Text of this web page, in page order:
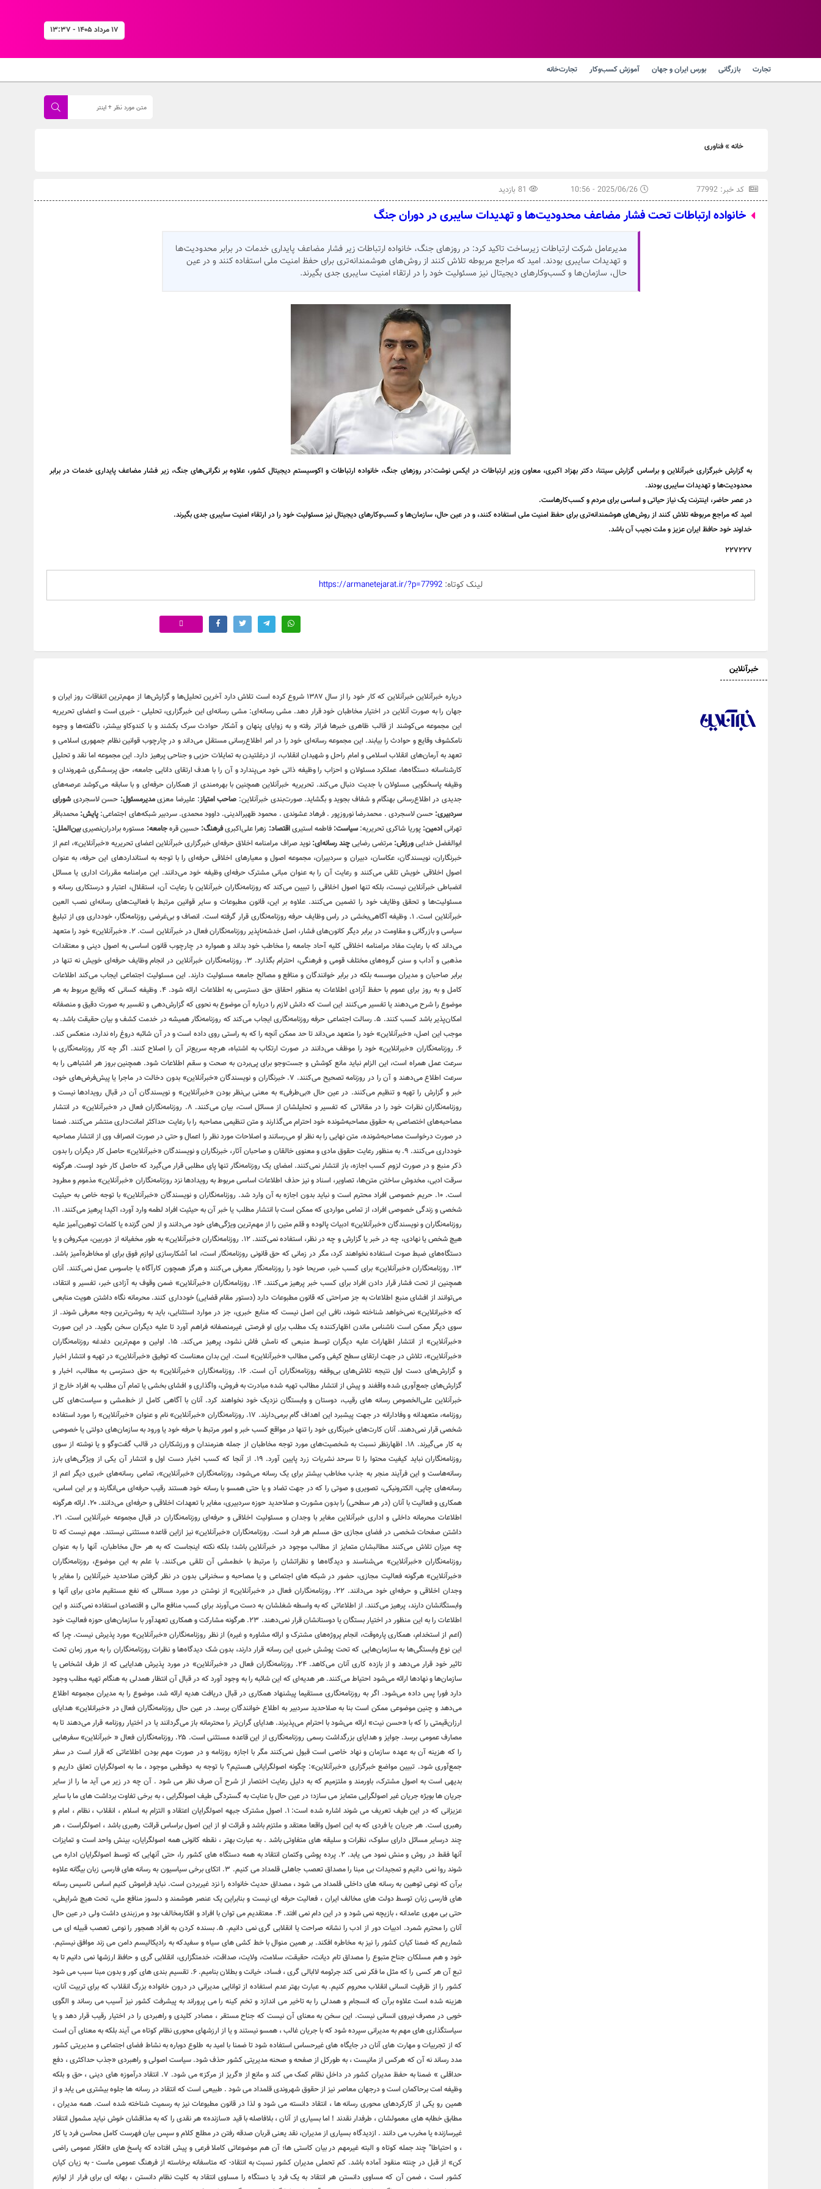
۱۷ مرداد ۱۴۰۵ - ۱۳:۳۷
تجارت بازرگانی بورس ایران و جهان آموزش کسب‌وکار تجارت‌خانه
خانه»فناوری
کد خبر: 77992
خانواده ارتباطات تحت فشار مضاعف محدودیت‌ها و تهدیدات سایبری در دوران جنگ
مدیرعامل شرکت ارتباطات زیرساخت تاکید کرد: در روزهای جنگ، خانواده ارتباطات زیر فشار مضاعف پایداری خدمات در برابر محدودیت‌ها
و تهدیدات سایبری بودند. امید که مراجع مربوطه تلاش کنند از روش‌های هوشمندانه‌تری برای حفظ امنیت ملی استفاده کنند و در عین
حال، سازمان‌ها و کسب‌وکارهای دیجیتال نیز مسئولیت خود را در ارتقاء امنیت سایبری جدی بگیرند.
به گزارش‌ خبرگزاری خبرآنلاین و براساس گزارش سیتنا، دکتر بهزاد اکبری، معاون وزیر ارتباطات در ایکس نوشت:در روزهای جنگ، خانواده ارتباطات و اکوسیستم دیجیتال کشور، علاوه بر نگرانی‌های جنگ، زیر فشار مضاعف پایداری خدمات در برابر
محدودیت‌ها و تهدیدات سایبری بودند.
‏در عصر حاضر، اینترنت یک نیاز حیاتی و اساسی برای مردم و کسب‌کارهاست.
‏امید که مراجع مربوطه تلاش کنند از روش‌های هوشمندانه‌تری برای حفظ امنیت ملی استفاده کنند، و در عین حال، سازمان‌ها و کسب‌وکارهای دیجیتال نیز مسئولیت خود را در ارتقاء امنیت سایبری جدی بگیرند.
‏خداوند خود حافظ ایران عزیز و ملت نجیب آن باشد.
۲۲۷۲۲۷
لینک کوتاه: https://armanetejarat.ir/?p=77992
خبرآنلاین
درباره خبرآنلاین خبرآنلاین که کار خود را از سال ۱۳۸۷ شروع کرده است تلاش دارد آخرین تحلیل‌ها و گزارش‌ها از مهم‌ترین اتفاقات روز ایران و
جهان را به صورت آنلاین در اختیار مخاطبان خود قرار دهد. مشی رسانه‌ای: مشی رسانه‌ای این خبرگزاری، تحلیلی - خبری است و اعضای تحریریه
این مجموعه می‌کوشند از قالب ظاهری خبرها فراتر رفته و به زوایای پنهان و آشکار حوادث سرک بکشند و با کندوکاو بیشتر، ناگفته‌ها و وجوه
نامکشوف وقایع و حوادث را بیابند. این مجموعه رسانه‌ای خود را در امر اطلاع‌رسانی مستقل می‌داند و در چارچوب قوانین نظام جمهوری اسلامی و
تعهد به آرمان‌های انقلاب اسلامی و امام راحل و شهیدان انقلاب، از درغلتیدن به تمایلات حزبی و جناحی پرهیز دارد. این مجموعه اما نقد و تحلیل
کارشناسانه دستگاه‌ها، عملکرد مسئولان و احزاب را وظیفه ذاتی خود می‌پندارد و آن را با هدف ارتقای دانایی جامعه، حق پرسشگری شهروندان و
وظیفه پاسخگویی مسئولان با جدیت دنبال می‌کند. تحریریه خبرآنلاین همچنین با بهره‌مندی از همکاران حرفه‌ای و با سابقه می‌کوشد عرصه‌های
جدیدی در اطلاع‌رسانی بهنگام و شفاف بجوید و بگشاید. صورت‌بندی خبرآنلاین: صاحب امتیاز: علیرضا معزیمدیرمسئول: حسن لاسجردیشورای
سردبیری: حسن لاسجردی . محمدرضا نوروزپور . فرهاد عشوندی . محمود ظهیرالدینی. داوود محمدی. سردبیر شبکه‌های اجتماعی: پایش: محمدباقر
تهرانیادمین: پوریا شاکری تحریریه:سیاست: فاطمه استیریاقتصاد: زهرا علی‌اکبریفرهنگ: حسین قرهجامعه: مستوره برادران‌نصیریبین‌الملل:
ابوالفضل خداییورزش: مرتضی رضاییچند رسانه‌ای: نوید صراف مرامنامه اخلاق حرفه‌ای خبرگزاری خبرآنلاین اعضای تحریریه «خبرآنلاین»، اعم از خبرنگاران، نویسندگان، عکاسان، دبیران و سردبیران، مجموعه اصول و معیارهای اخلاقی حرفه‌ای را با توجه به استانداردهای ‌این حرفه، به عنوان اصول اخلاقی خویش تلقی می‌کنند و رعایت آن را به عنوان مبانی مشترک حرفه‌ای وظیفه خود می‌دانند. این مرامنامه مقررات اداری یا مسائل انضباطی خبرآنلاین نیست، بلکه تنها اصول اخلاقی را تبیین می‌کند که روزنامه‌نگاران خبرآنلاین با رعایت آن، استقلال، اعتبار و درستکاری رسانه و مسئولیت‌ها و تحقق وظایف خود را تضمین می‌کنند. علاوه بر این، قانون مطبوعات و سایر قوانین مرتبط با فعالیت‌های رسانه‌ای نصب العین خبرآنلاین است. ۱. وظیفه آگاهی‌بخشی در راس وظایف حرفه روزنامه‌نگاری قرار گرفته است. انصاف و بی‌غرضی روزنامه‌نگار، خودداری وی از تبلیغ سیاسی و بازرگانی و مقاومت در برابر دیگر کانون‌های فشار، اصل خدشه‌ناپذیر روزنامه‌نگاران فعال در خبرآنلاین است. ۲. «خبرآنلاین» خود را متعهد می‌داند که با رعایت مفاد مرامنامه اخلاقی کلیه آحاد جامعه را مخاطب خود بداند و همواره در چارچوب قانون اساسی به اصول دینی و معتقدات مذهبی و آداب و سنن گروه‌های مختلف قومی و فرهنگی، احترام بگذارد. ۳. روزنامه‌نگاران خبرآنلاین در انجام وظایف حرفه‌ای خویش نه تنها در برابر صاحبان و مدیران موسسه بلکه در برابر خوانندگان و منافع و مصالح جامعه مسئولیت دارند.‌ این مسئولیت اجتماعی‌ ایجاب می‌کند اطلاعات کامل و به روز برای عموم با حفظ آزادی اطلاعات به منظور احقاق حق دسترسی به اطلاعات ارائه شود. ۴. وظیفه کسانی که وقایع مربوط به هر موضوع را شرح می‌دهند یا تفسیر می‌کنند این است که دانش لازم را درباره آن موضوع به نحوی که گزارش‌دهی و تفسیر به صورت دقیق و منصفانه امکان‌پذیر باشد کسب کنند. ۵. رسالت اجتماعی حرفه روزنامه‌نگاری‌ ایجاب می‌کند که روزنامه‌نگار همیشه در خدمت کشف و بیان حقیقت باشد. به موجب ‌این اصل، «خبرآنلاین» خود را متعهد می‌داند تا حد ممکن آنچه را که به راستی روی داده است و در آن شائبه دروغ راه ندارد، منعکس کند. ۶. روزنامه‌نگاران «خبرانلاین» خود را موظف می‌دانند در صورت ارتکاب به اشتباه، هرچه سریع‌تر آن را اصلاح کنند. اگر چه کار روزنامه‌نگاری با سرعت عمل همراه است،‌ این الزام نباید مانع کوشش و جست‌وجو برای پی‌بردن به صحت و سقم اطلاعات شود. همچنین بروز هر اشتباهی را به سرعت اطلاع می‌دهند و آن را در روزنامه تصحیح می‌کنند. ۷. خبرنگاران و نویسندگان «خبرآنلاین» بدون دخالت در ماجرا یا پیش‌فرض‌های خود، خبر و گزارش را تهیه و تنظیم می‌کنند. در عین حال «بی‌طرفی» به معنی بی‌نظر بودن «خبرآنلاین» و نویسندگان آن در قبال رویدادها نیست و روزنامه‌نگاران نظرات خود را در مقالاتی که تفسیر و تحلیلشان از مسائل است، بیان می‌کنند. ۸. روزنامه‌نگاران فعال در «خبرآنلاین» در انتشار مصاحبه‌های اختصاصی به حقوق مصاحبه‌شونده خود احترام می‌گذارند و متن تنظیمی مصاحبه را با رعایت حداکثر امانت‌داری منتشر می‌کنند. ضمنا در صورت درخواست مصاحبه‌شونده، ‌متن نهایی را به نظر او می‌رسانند و اصلاحات مورد نظر را اعمال و حتی در صورت انصراف وی از انتشار مصاحبه خودداری می‌کنند. ۹. به منظور رعایت حقوق مادی و معنوی خالقان و صاحبان آثار، خبرنگاران و نویسندگان «خبرآنلاین» حاصل کار دیگران را بدون ذکر منبع و در صورت لزوم کسب اجازه، باز انتشار نمی‌کنند. امضای یک روزنامه‌نگار تنها پای مطلبی قرار می‌گیرد که حاصل کار خود اوست. هرگونه سرقت ادبی، مخدوش ساختن متن‌ها، تصاویر، اسناد و نیز حذف اطلاعات اساسی مربوط به رویدادها نزد روزنامه‌نگاران «خبرآنلاین» مذموم و مطرود است. ۱۰. حریم خصوصی افراد محترم است و نباید بدون اجازه به آن وارد شد. روزنامه‌نگاران و نویسندگان «خبرآنلاین» با توجه خاص به حیثیت شخصی و زندگی خصوصی افراد، از تمامی مواردی که ممکن است با انتشار مطلب یا خبر آن به حیثیت افراد لطمه وارد آورد، اکیدا پرهیز می‌کنند. ۱۱. روزنامه‌نگاران و نویسندگان «خبرآنلاین» ادبیات پالوده و قلم متین را از مهم‌ترین ویژگی‌های خود می‌دانند و از لحن گزنده یا کلمات توهین‌آمیز علیه هیچ شخص یا نهادی، چه در خبر یا گزارش و چه در نظر، استفاده نمی‌کنند. ۱۲. روزنامه‌نگاران «خبرآنلاین» به طور مخفیانه از دوربین، میکروفن و یا دستگاه‌های ضبط صوت استفاده نخواهند کرد، مگر در زمانی که حق قانونی روزنامه‌نگار است، اما آشکارسازی لوازم فوق برای او مخاطره‌آمیز باشد. ۱۳. روزنامه‌نگاران «خبرآنلاین» برای کسب خبر، صریحا خود را روزنامه‌نگار معرفی می‌کنند و هرگز همچون کارآگاه یا جاسوس عمل نمی‌کنند. آنان همچنین از تحت فشار قرار دادن افراد برای کسب خبر پرهیز می‌کنند. ۱۴. روزنامه‌نگاران «خبرآنلاین» ضمن وقوف به آزادی خبر، تفسیر و انتقاد، می‌توانند از افشای منبع اطلاعات به جز صراحتی که قانون مطبوعات دارد (دستور مقام قضایی) خودداری کنند. محرمانه نگاه داشتن هویت منابعی که «خبرانلاین» نمی‌خواهد شناخته شوند، نافی ‌این اصل نیست که منابع خبری، جز در موارد استثنایی، باید به روشن‌ترین وجه معرفی شوند. از سوی دیگر ممکن است ناشناس ماندن اظهارکننده یک مطلب برای او فرصتی غیرمنصفانه فراهم آورد تا علیه دیگران سخن بگوید. در این صورت «خبرآنلاین» از انتشار اظهارات علیه دیگران توسط منبعی که نامش فاش نشود، پرهیز می‌کند. ۱۵. اولین و مهم‌ترین دغدغه روزنامه‌نگاران «خبرآنلاین»، تلاش در جهت ارتقای سطح کیفی وکمی مطالب «خبرآنلاین» است.‌ این بدان معناست که توفیق «خبرآنلاین» در تهیه و انتشار اخبار و گزارش‌های دست اول نتیجه تلاش‌های بی‌وقفه روزنامه‌نگاران آن است. ۱۶. روزنامه‌نگاران «خبرآنلاین» به حق دسترسی به مطالب، اخبار و گزارش‌های جمع‌آوری شده واقفند و پیش از انتشار مطالب تهیه شده مبادرت به فروش، واگذاری و افشای بخشی یا تمام آن مطلب به افراد خارج از خبرآنلاین علی‌الخصوص رسانه های رقیب، دوستان و وابستگان نزدیک خود نخواهند کرد. آنان با آگاهی کامل از خط‌مشی و سیاست‌های کلی روزنامه، متعهدانه و وفادارانه در جهت پیشبرد ‌این اهداف گام برمی‌دارند. ۱۷. روزنامه‌نگاران «خبرآنلاین» نام و عنوان «خبرآنلاین» را مورد استفاده شخصی قرار نمی‌دهند. آنان کارت‌های خبرنگاری خود را تنها در مواقع کسب خبر و امور مرتبط با حرفه خود یا ورود به سازمان‌های دولتی یا خصوصی به کار می‌گیرند. ۱۸. اظهارنظر نسبت به شخصیت‌های مورد توجه مخاطبان از جمله هنرمندان و ورزشکاران در قالب گفت‌وگو و یا نوشته از سوی روزنامه‌نگاران نباید کیفیت محتوا را تا سرحد نشریات زرد پایین آورد. ۱۹. از آنجا که کسب اخبار دست اول و انتشار آن یکی از ویژگی‌های بارز رسانه‌هاست و ‌این فرآیند منجر به جذب مخاطب بیشتر برای یک رسانه می‌شود، روزنامه‌نگاران «خبرآنلاین»، تمامی رسانه‌های خبری دیگر اعم از رسانه‌های چاپی، الکترونیکی، تصویری و صوتی را که در جهت تضاد و یا حتی همسو با رسانه خود هستند رقیب حرفه‌ای می‌انگارند و بر ‌این اساس، همکاری و فعالیت با آنان (در هر سطحی) را بدون مشورت و صلاحدید حوزه سردبیری، مغایر با تعهدات اخلاقی و حرفه‌ای می‌دانند. ۲۰. ارائه هرگونه اطلاعات محرمانه داخلی و اداری خبرآنلاین مغایر با وجدان و مسئولیت اخلاقی و حرفه‌ای روزنامه‌نگاران در قبال مجموعه خبرآنلاین است. ۲۱. داشتن صفحات شخصی در فضای مجازی حق مسلم هر فرد است. روزنامه‌نگاران «خبرآنلاین» نیز ازاین قاعده مستثنی نیستند. مهم نیست که تا چه میزان تلاش می‌کنند مطالبشان متمایز از مطالب موجود در خبرآنلاین باشد؛ بلکه نکته‌ اینجاست که به‌ هر حال مخاطبان، آنها را به عنوان روزنامه‌نگاران «خبرآنلاین» می‌شناسند و دیدگاه‌ها و نظراتشان را مرتبط با خط‌مشی آن تلقی می‌کنند. با علم به‌ این موضوع، روزنامه‌نگاران «خبرآنلاین» هرگونه فعالیت مجازی، حضور در شبکه های اجتماعی و یا مصاحبه و سخنرانی بدون در نظر گرفتن صلاحدید خبرآنلاین را مغایر با وجدان اخلاقی و حرفه‌ای خود می‌دانند. ۲۲. روزنامه‌نگاران فعال در «خبرآنلاین» از نوشتن در مورد مسائلی که نفع مستقیم مادی برای آنها و وابستگانشان دارند، پرهیز می‌کنند. از اطلاعاتی که به واسطه شغلشان به دست می‌آورند برای کسب منافع مالی و اقتصادی استفاده نمی‌کنند و این اطلاعات را به‌ این منظور در اختیار بستگان یا دوستانشان قرار نمی‌دهند. ۲۳. هرگونه مشارکت و همکاری تعهدآور با سازمان‌های حوزه فعالیت خود (اعم از استخدام، همکاری پاره‌وقت، انجام پروژه‌های مشترک و ارائه مشاوره و غیره) از نظر روزنامه‌نگاران «خبرآنلاین» مورد پذیرش نیست. چرا که ‌این نوع وابستگی‌ها به سازمان‌هایی که تحت پوشش خبری ‌این رسانه قرار دارند، بدون شک دیدگاه‌ها و نظرات روزنامه‌نگاران را به مرور زمان تحت‌ تاثیر خود قرار می‌دهد و از بازده کاری آنان می‌کاهد. ۲۴. روزنامه‌نگاران فعال در «خبرآنلاین» در مورد پذیرش هدایایی که از طرف اشخاص یا سازمان‌ها و نهادها ارائه می‌شود احتیاط می‌کنند. هر هدیه‌ای که ‌این شائبه را به وجود ‌آورد که در قبال آن انتظار همدلی به هنگام تهیه مطلب وجود دارد فورا پس داده می‌شود. اگر به روزنامه‌نگاری مستقیما پیشنهاد همکاری در قبال دریافت هدیه ارائه شد، موضوع را به مدیران مجموعه اطلاع می‌دهد و چنین موضوعی ممکن است بنا به صلاحدید سردبیر به اطلاع خوانندگان برسد. در عین حال روزنامه‌نگاران فعال در «خبرانلاین» هدایای ارزان‌قیمتی را که با «حسن نیت» ارائه می‌شود با احترام می‌پذیرند. هدایای گران‌تر را محترمانه باز می‌گردانند یا در اختیار روزنامه قرار می‌دهند تا به مصارف عمومی برسد. جوایز و هدایای بزرگداشت رسمی روزنامه‌نگاری از ‌این قاعده مستثنی است. ۲۵. روزنامه‌نگاران فعال « خبرآنلاین» سفرهایی را که هزینه آن به عهده سازمان و نهاد خاصی است قبول نمی‌کنند مگر با اجازه روزنامه و در صورت مهم بودن اطلاعاتی که قرار است در سفر جمع‌آوری شود. تبیین مواضع خبرگزاری «خبرآنلاین»: چگونه اصولگرایانی هستیم؟ با توجه به دوقطبی موجود ،‌ ما به اصولگرایان تعلق داریم و بدیهی است به اصول مشترک، باورمند و ملتزمیم که به دلیل رعایت اختصار از شرح آن صرف نظر می شود . آن چه در زیر می آید ما را از سایر جریان ها بویژه جریان غیر اصولگرایی متمایز می سازد؛ در عین حال با عنایت به گستردگی طیف اصولگرایی ، به برخی تفاوت برداشت های ما با سایر عزیزانی که در این طیف تعریف می شوند اشاره شده است: ۱. اصول مشترک جبهه اصولگرایان اعتقاد و التزام به اسلام ، انقلاب ، نظام ، امام و رهبری است. هر جریان یا فردی که به این اصول واقعا معتقد و ملتزم باشد و قرائت او از این اصول براساس قرائت رهبری باشد ، اصولگراست ، هر چند درسایر مسائل دارای سلوک، نظرات و سلیقه های متفاوتی باشد . به عبارت بهتر ، نقطه کانونی همه اصولگرایان، بینش واحد است و تمایزات آنها فقط در روش و منش نمود می یابد. ۲. پرده پوشی وکتمان انتقاد به همه دستگاه های کشور را، حتی آنهایی که توسط اصولگرایان اداره می شوند روا نمی دانیم و تمجیدات بی مبنا را ‌مصداق تعصب جاهلی قلمداد می کنیم. ۳. اتکای برخی سیاسیون به رسانه های فارسی زبان بیگانه علاوه برآن که نوعی توهین به رسانه های داخلی قلمداد می شود ،‌ مصداق حدیث خانواده را نزد غیربردن است. نباید فراموش کنیم اساس تاسیس رسانه های فارسی زبان توسط دولت های مخالف ایران ، فعالیت حرفه ای نیست و بنابراین یک عنصر هوشمند و دلسوز منافع ملی، تحت هیچ شرایطی، حتی بی مهری عامدانه ، بازیچه نمی شود و در این دام نمی افتد. ۴. معتقدیم می توان با افراد و افکارمخالف بود و مرزبندی داشت ولی در عین حال آنان را محترم شمرد. ادبیات دور از ادب را نشانه صراحت یا انقلابی گری نمی دانیم. ۵. بسنده کردن به افراد همجور را نوعی تعصب قبیله ای می شماریم که ضمنا کیان کشور را نیز به مخاطره افکند. بر همین منوال با خط کشی های سیاه و سفیدکه به رادیکالیسم دامن می زند موافق نیستیم. خود و